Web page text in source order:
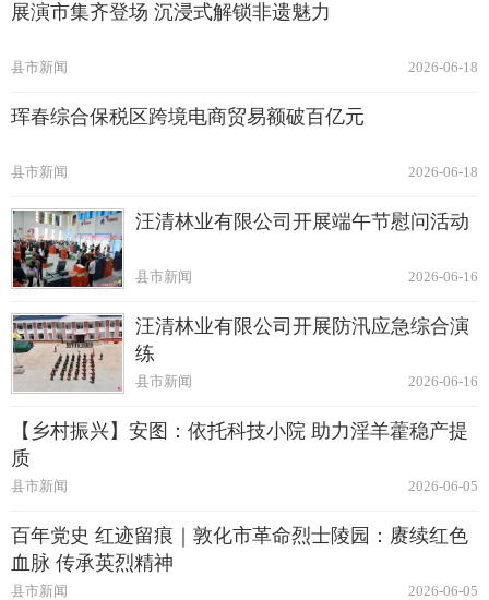
展演市集齐登场 沉浸式解锁非遗魅力
2026-06-18
县市新闻
珲春综合保税区跨境电商贸易额破百亿元
2026-06-18
县市新闻
汪清林业有限公司开展端午节慰问活动
2026-06-16
县市新闻
汪清林业有限公司开展防汛应急综合演
练
2026-06-16
县市新闻
【乡村振兴】安图：依托科技小院 助力淫羊藿稳产提
质
2026-06-05
县市新闻
百年党史 红迹留痕｜敦化市革命烈士陵园：赓续红色
血脉 传承英烈精神
2026-06-05
县市新闻